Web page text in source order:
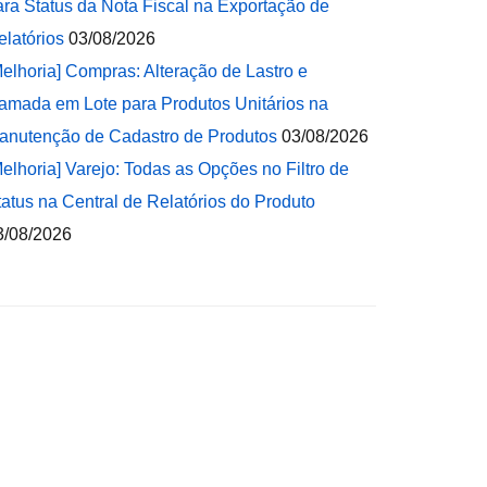
Status da Nota Fiscal na Exportação de
03/08/2026
Compras: Alteração de Lastro e
em Lote para Produtos Unitários na
de Cadastro de Produtos 03/08/2026
Varejo: Todas as Opções no Filtro de
na Central de Relatórios do Produto
08/2026